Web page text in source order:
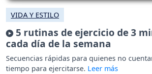
VIDA Y ESTILO
5 rutinas de ejercicio de 3
cada día de la semana
Secuencias rápidas para quienes no
tiempo para ejercitarse.